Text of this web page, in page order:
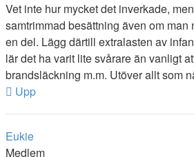
Vet inte hur mycket det inverkade,
samtrimmad besättning även om
en del. Lägg därtill extralasten av
lär det ha varit lite svårare än vanligt
brandsläckning m.m. Utöver allt som
Upp
Eukie
Medlem